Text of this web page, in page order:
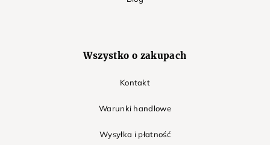
Wszystko o zakupach
Kontakt
Warunki handlowe
Wysyłka i płatność